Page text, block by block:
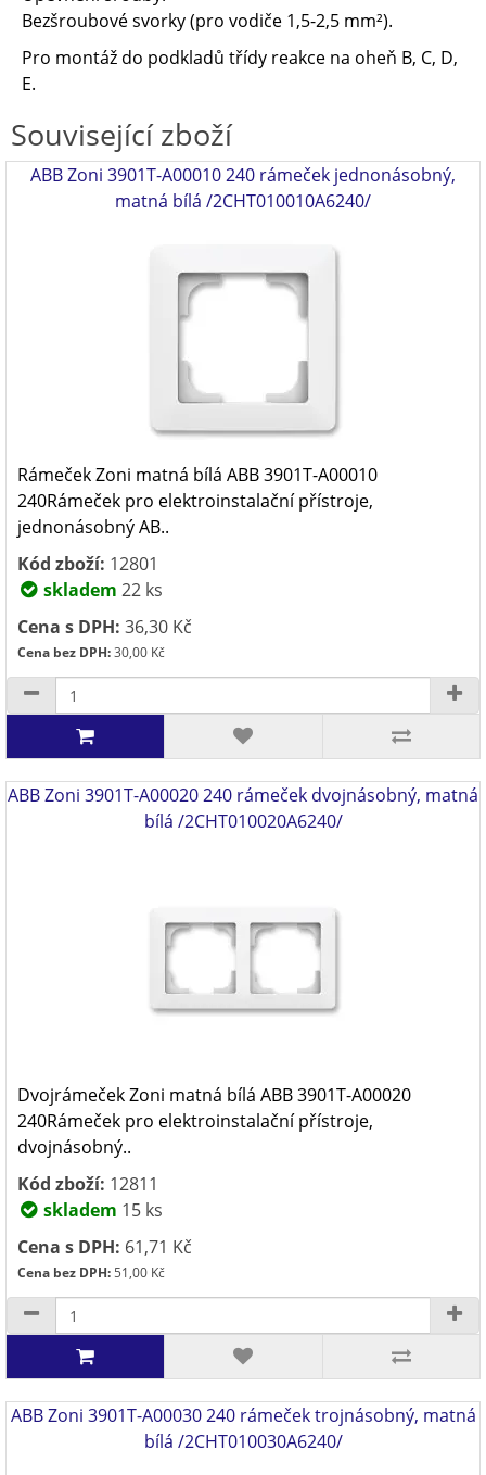
Bezšroubové svorky (pro vodiče 1,5-2,5 mm²).
Pro montáž do podkladů třídy reakce na oheň B, C, D,
E.
Související zboží
ABB Zoni 3901T-A00010 240 rámeček jednonásobný,
matná bílá /2CHT010010A6240/
Rámeček Zoni matná bílá ABB 3901T-A00010
240Rámeček pro elektroinstalační přístroje,
jednonásobný AB..
Kód zboží: 12801
skladem 22 ks
Cena s DPH: 36,30 Kč
Cena bez DPH:30,00 Kč
ABB Zoni 3901T-A00020 240 rámeček dvojnásobný, matná
bílá /2CHT010020A6240/
Dvojrámeček Zoni matná bílá ABB 3901T-A00020
240Rámeček pro elektroinstalační přístroje,
dvojnásobný..
Kód zboží: 12811
skladem 15 ks
Cena s DPH: 61,71 Kč
Cena bez DPH:51,00 Kč
ABB Zoni 3901T-A00030 240 rámeček trojnásobný, matná
bílá /2CHT010030A6240/